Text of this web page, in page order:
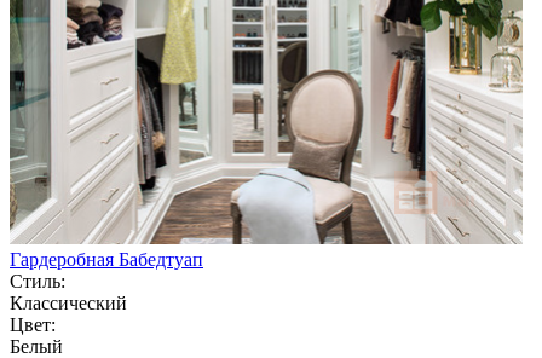
Гардеробная Бабедтуап
Стиль:
Классический
Цвет:
Белый